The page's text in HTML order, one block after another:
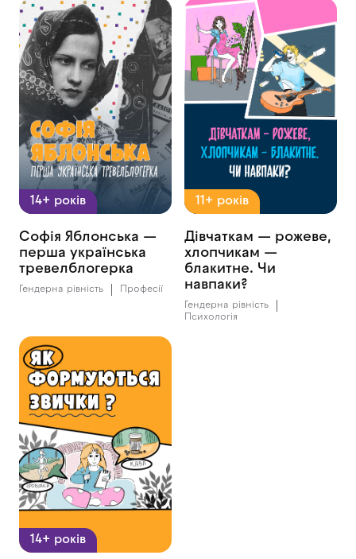
14+ років
Софія Яблонська —
перша українська
тревелблогерка
Гендерна рівність Професії
11+ років
Дівчаткам — рожеве,
хлопчикам —
блакитне. Чи
навпаки?
Гендерна рівність
Психологія
14+ років